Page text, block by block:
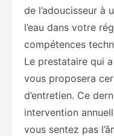
de l’adoucisseur à
l’eau dans votre
compétences
Le prestataire qui
vous proposera
d’entretien. Ce
intervention
vous sentez pas